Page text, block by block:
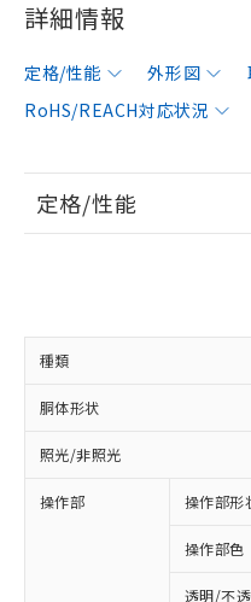
詳細情報
定格/性能 外形図
RoHS/REACH対応状況
定格/性能
種類
胴体形状
照光/非照光
操作部 操作部形
操作部色
透明/不